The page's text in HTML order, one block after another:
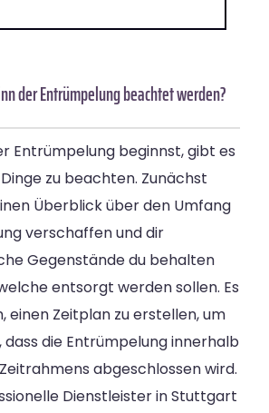
der Entrümpelung beachtet werden?
Entrümpelung beginnst, gibt es
zu beachten. Zunächst
Überblick über den Umfang
verschaffen und dir
Gegenstände du behalten
entsorgt werden sollen. Es
einen Zeitplan zu erstellen, um
dass die Entrümpelung innerhalb
abgeschlossen wird.
Dienstleister in Stuttgart